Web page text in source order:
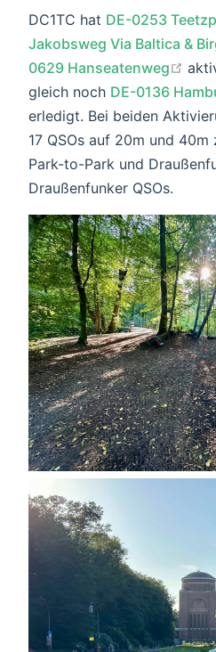
DC1TC hat DE-0253
Jakobsweg Via Baltica &
0629 Hanseatenweg
gleich noch DE-0136
erledigt. Bei beiden
17 QSOs auf 20m und
Park-to-Park und
Draußenfunker QSOs.